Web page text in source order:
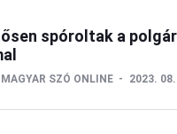
spóroltak a
MAGYAR SZÓ ONLINE 2023.